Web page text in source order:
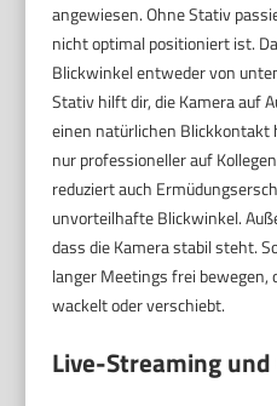
angewiesen. Ohne Stativ
nicht optimal positioniert ist.
Blickwinkel entweder von
Stativ hilft dir, die Kamera auf
einen natürlichen
nur professioneller auf
reduziert auch
unvorteilhafte Blickwinkel.
dass die Kamera stabil steht.
langer Meetings frei bewegen,
wackelt oder verschiebt.
Live-Streaming und